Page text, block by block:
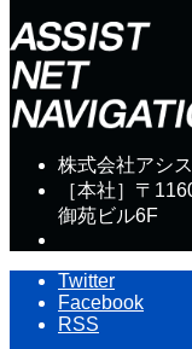
株式会社アシ
［本社］〒
御苑ビル6F
Twitter
Facebook
RSS